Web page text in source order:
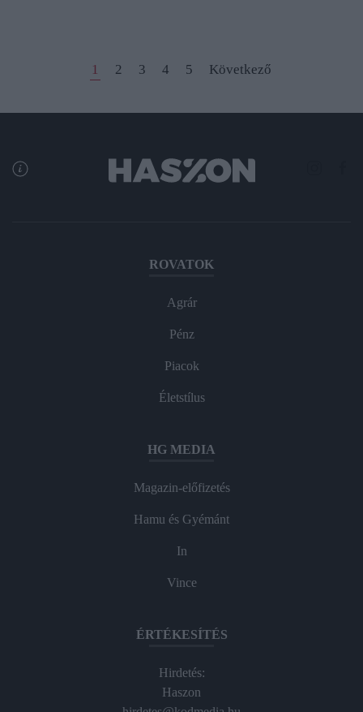
1 2 3 4 5 Következő
ROVATOK
Agrár
Pénz
Piacok
Életstílus
HG MEDIA
Magazin-előfizetés
Hamu és Gyémánt
In
Vince
ÉRTÉKESÍTÉS
Hirdetés:
Haszon